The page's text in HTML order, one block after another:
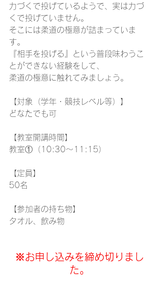
力づくで投げているようで、実は力づ
くで投げていません。
そこには柔道の極意が詰まっていま
す。
『相手を投げる』という普段味わうこ
とができない経験をして、
柔道の極意に触れてみましょう。
【対象（学年・競技レベル等）】
どなたでも可
【教室開講時間】
教室①（10:30～11:15）
【定員】
50名
【参加者の持ち物】
タオル、飲み物
※お申し込みを締め切りまし
た。